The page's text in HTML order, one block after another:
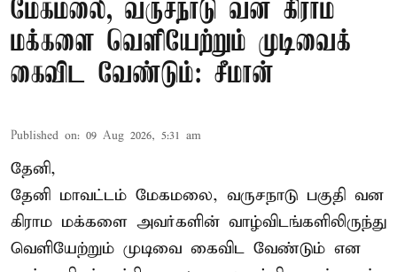
மேகமலை, வருசநாடு வன கிராம
மக்களை வெளியேற்றும் முடிவைக்
கைவிட வேண்டும்: சீமான்
Published on: 09 Aug 2026, 5:31 am
தேனி,
தேனி மாவட்டம் மேகமலை, வருசநாடு பகுதி வன
கிராம மக்களை அவர்களின் வாழ்விடங்களிலிருந்து
வெளியேற்றும் முடிவை கைவிட வேண்டும் என